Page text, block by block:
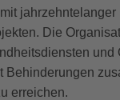
jahrzehntelanger
Die
und
Behinderungen
erreichen.